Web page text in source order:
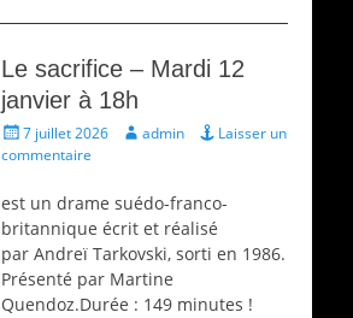
Le sacrifice – Mardi 12
janvier à 18h
Écrit
le
7 juillet 2026 Auteur
admin
Laisser un
commentaire
est un drame suédo-franco-
britannique écrit et réalisé
par Andreï Tarkovski, sorti en 1986.
Présenté par Martine
Quendoz.Durée : 149 minutes !